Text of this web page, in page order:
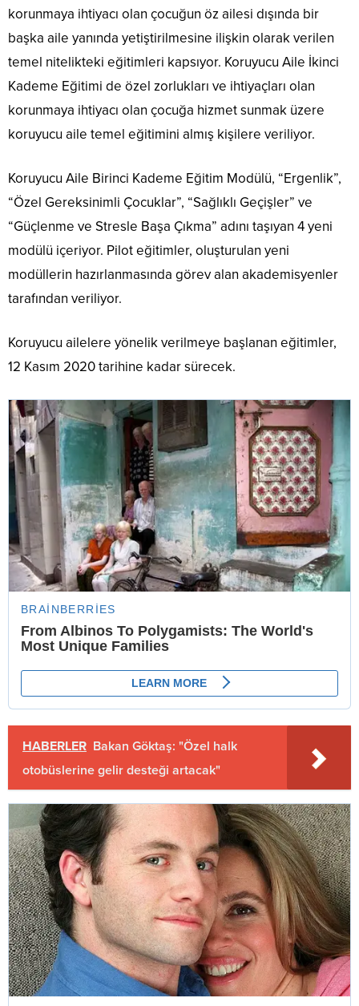
korunmaya ihtiyacı olan çocuğun öz ailesi dışında bir
başka aile yanında yetiştirilmesine ilişkin olarak verilen
temel nitelikteki eğitimleri kapsıyor. Koruyucu Aile İkinci
Kademe Eğitimi de özel zorlukları ve ihtiyaçları olan
korunmaya ihtiyacı olan çocuğa hizmet sunmak üzere
koruyucu aile temel eğitimini almış kişilere veriliyor.
Koruyucu Aile Birinci Kademe Eğitim Modülü, “Ergenlik”,
“Özel Gereksinimli Çocuklar”, “Sağlıklı Geçişler” ve
“Güçlenme ve Stresle Başa Çıkma” adını taşıyan 4 yeni
modülü içeriyor. Pilot eğitimler, oluşturulan yeni
modüllerin hazırlanmasında görev alan akademisyenler
tarafından veriliyor.
Koruyucu ailelere yönelik verilmeye başlanan eğitimler,
12 Kasım 2020 tarihine kadar sürecek.
HABERLER Bakan Göktaş: "Özel halk
otobüslerine gelir desteği artacak"